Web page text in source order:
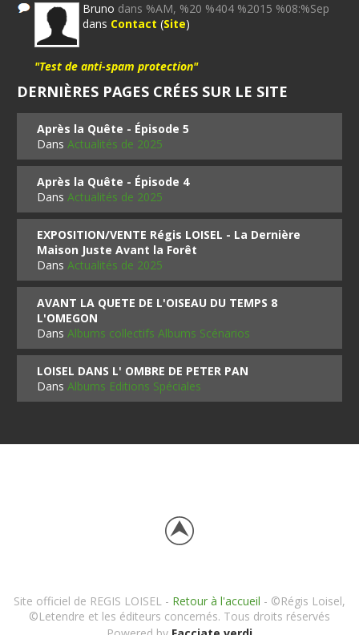
Bruno dans %AM, %20 %404 %2015 %08:%Sep
dans Contact (Site)
"Test de anti-spam protection"
DERNIÈRES PAGES CRÉES SUR LE SITE
Après la Quête - Épisode 5
DansActualités de 2025
Après la Quête - Épisode 4
DansActualités de 2025
EXPOSITION/VENTE Régis LOISEL - La Dernière
Maison Juste Avant la Forêt
DansActualités de 2025
AVANT LA QUETE DE L'OISEAU DU TEMPS 8
L'OMEGON
DansAlbums collectifs Albums Scénarios
LOISEL DANS L' OMBRE DE PETER PAN
DansAlbums Editions Spéciales
Site officiel de REGIS LOISEL - Retour à l'accueil - ©Régis Loisel,
©Letendre et les éditeurs concernés. Tous droits réservés